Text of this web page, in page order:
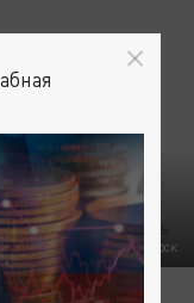
ФОТО: SHUTTERSTOCK